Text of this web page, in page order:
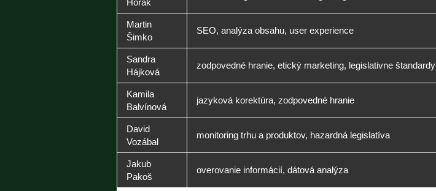
Horák
Martin
Šimko
SEO, analýza obsahu, user experience
Sandra
Hájková
zodpovedné hranie, etický marketing, legislativne štandardy
Kamila
Balvínová
jazyková korektúra, zodpovedné hranie
David
Vozábal
monitoring trhu a produktov, hazardná legislatíva
Jakub
Pakoš
overovanie informácií, dátová analýza